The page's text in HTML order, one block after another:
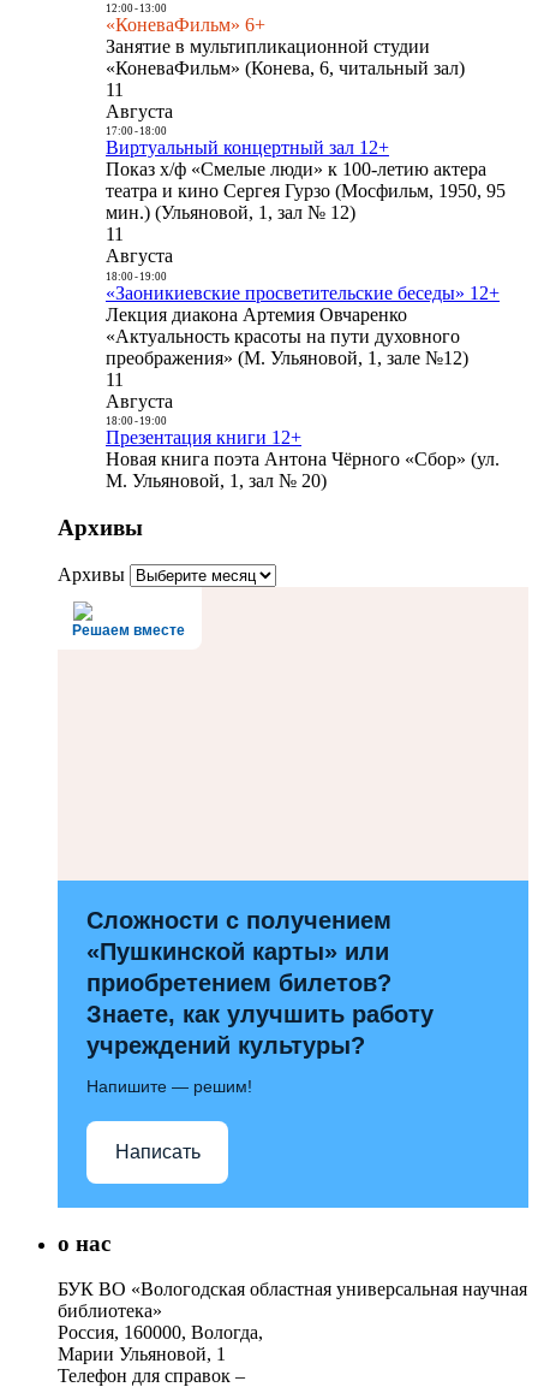
12:00- 13:00
«КоневаФильм» 6+
Занятие в мультипликационной студии
«КоневаФильм» (Конева, 6, читальный зал)
11
Августа
17:00- 18:00
Виртуальный концертный зал 12+
Показ х/ф «Смелые люди» к 100-летию актера
театра и кино Сергея Гурзо (Мосфильм, 1950, 95
мин.) (Ульяновой, 1, зал № 12)
11
Августа
18:00- 19:00
«Заоникиевские просветительские беседы» 12+
Лекция диакона Артемия Овчаренко
«Актуальность красоты на пути духовного
преображения» (М. Ульяновой, 1, зале №12)
11
Августа
18:00- 19:00
Презентация книги 12+
Новая книга поэта Антона Чёрного «Сбор» (ул.
М. Ульяновой, 1, зал № 20)
Архивы
Архивы
Решаем вместе
Сложности с получением
«Пушкинской карты» или
приобретением билетов?
Знаете, как улучшить работу
учреждений культуры?
Напишите — решим!
Написать
о нас
БУК ВО «Вологодская областная универсальная научная
библиотека»
Россия, 160000, Вологда,
Марии Ульяновой, 1
Телефон для справок –